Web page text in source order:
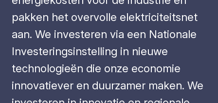
pakken het overvolle elektriciteitsnet
aan. We investeren via een Nationale
Investeringsinstelling in nieuwe
technologieën die onze economie
innovatiever en duurzamer maken. We